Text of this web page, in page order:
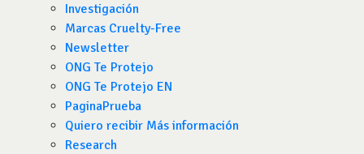
Investigación
Marcas Cruelty-Free
Newsletter
ONG Te Protejo
ONG Te Protejo EN
PaginaPrueba
Quiero recibir Más información
Research